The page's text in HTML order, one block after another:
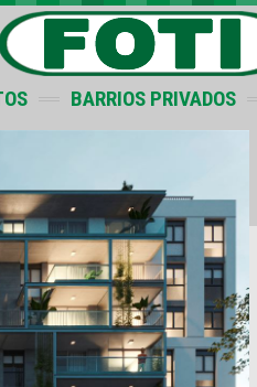
BARRIOS PRIVADOS